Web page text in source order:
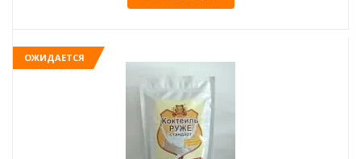
ОЖИДАЕТСЯ